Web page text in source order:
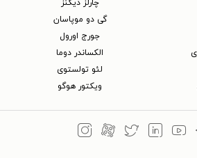
چارلز دیکنز
گی دو موپاسان
جورج اورول
الکساندر دوما
لئو تولستوی
ویکتور هوگو